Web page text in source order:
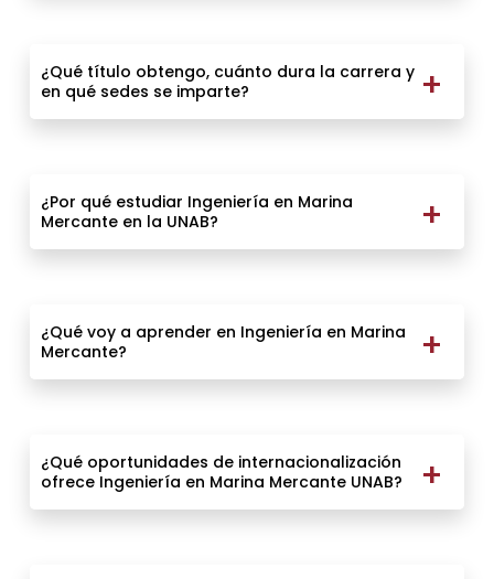
¿Qué título obtengo, cuánto dura la carrera y
en qué sedes se imparte?
¿Por qué estudiar Ingeniería en Marina
Mercante en la UNAB?
¿Qué voy a aprender en Ingeniería en Marina
Mercante?
¿Qué oportunidades de internacionalización
ofrece Ingeniería en Marina Mercante UNAB?